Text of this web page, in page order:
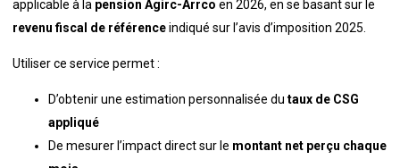
applicable à la pension Agirc-Arrco en 2026, en se basant sur le
revenu fiscal de référenceindiqué sur l’avis d’imposition 2025.
Utiliser ce service permet :
D’obtenir une estimation personnalisée du taux de CSG
appliqué
De mesurer l’impact direct sur le montant net perçu chaque